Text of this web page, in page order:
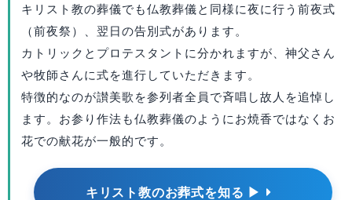
キリスト教の葬儀でも仏教葬儀と同様に夜に行う前夜式
（前夜祭）、翌日の告別式があります。
カトリックとプロテスタントに分かれますが、神父さん
や牧師さんに式を進行していただきます。
特徴的なのが讃美歌を参列者全員で斉唱し故人を追悼し
ます。お参り作法も仏教葬儀のようにお焼香ではなくお
花での献花が一般的です。
キリスト教のお葬式を知る ▶